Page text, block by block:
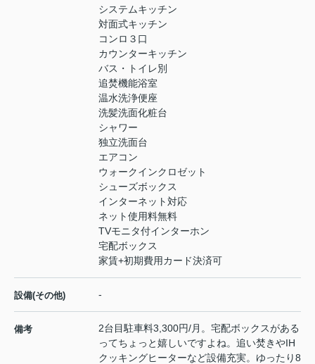
システムキッチン
対面式キッチン
コンロ３口
カウンターキッチン
バス・トイレ別
追焚機能浴室
温水洗浄便座
洗髪洗面化粧台
シャワー
独立洗面台
エアコン
ウォークインクロゼット
シューズボックス
インターネット対応
ネット使用料無料
TVモニタ付インターホン
宅配ボックス
家賃+初期費用カード決済可
設備(その他) -
備考
2台目駐車料3,300円/月。宅配ボックスがある
ってちょっと嬉しいですよね。追い焚きやIH
クッキングヒーターなど設備充実。ゆったり8